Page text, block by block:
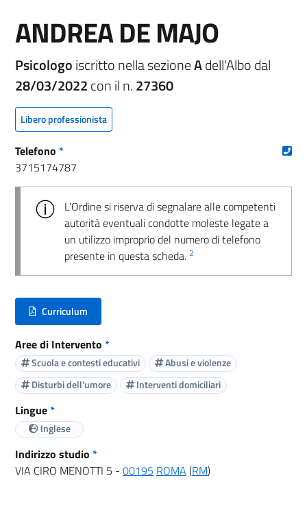
ANDREA DE MAJO
Psicologoiscritto nella sezioneAdell'Albo dal
28/03/2022con il n.27360
Libero professionista
Telefono *
3715174787
L’Ordine si riserva di segnalare alle competenti
autorità eventuali condotte moleste legate a
un utilizzo improprio del numero di telefono
presente in questa scheda. 2
Curriculum
(nuova scheda - new tab)
Aree di Intervento *
Scuola e contesti educativi
Abusi e violenze
Disturbi dell'umore
Interventi domiciliari
Lingue*
Inglese
Indirizzo studio *
VIA CIRO MENOTTI 5 - 00195 ROMA (RM)